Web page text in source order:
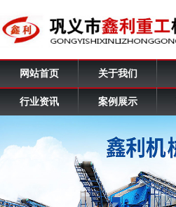
网站首页 关于我们
行业资讯 案例展示